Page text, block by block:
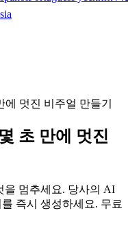
멋진 비주얼 만들기
초 만에 멋진
을 멈추세요. 당사의 AI
즉시 생성하세요. 무료